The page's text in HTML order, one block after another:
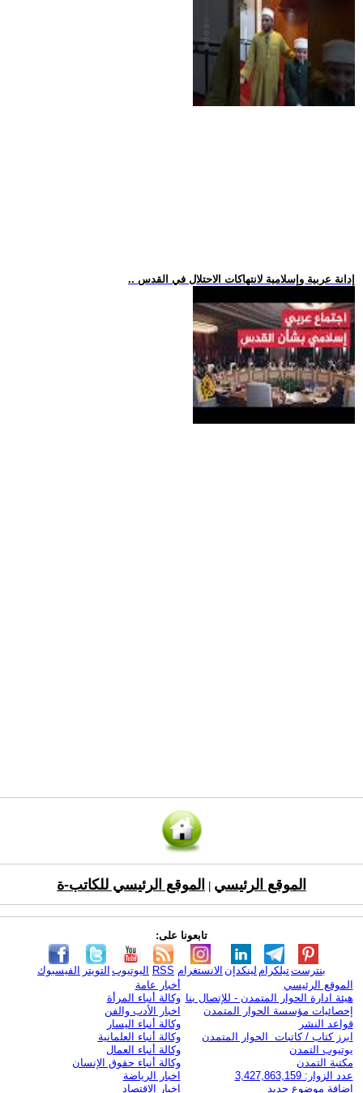
.. إدانة عربية وإسلامية لانتهاكات الاحتلال في القدس
الموقع الرئيسي الموقع الرئيسي للكاتب-ة
تابعونا على:
الفيسبوك التويتر اليوتيوب RSS الانستغرام لينكدإن تيلكرامبنترست
الموقع الرئيسي
هيئة ادارة الحوار المتمدن - للإتصال بنا
إحصائيات مؤسسة الحوار المتمدن
قواعد النشر
ابرز كتاب / كاتبات الحوار المتمدن
يوتيوب التمدن
مكتبة التمدن
عدد الزوار: 3,427,863,159
اضافة موضوع جديد
أخبار عامة
وكالة أنباء المرأة
اخبار الأدب والفن
وكالة أنباء اليسار
وكالة أنباء العلمانية
وكالة أنباء العمال
وكالة أنباء حقوق الإنسان
اخبار الرياضة
اخبار الاقتصاد